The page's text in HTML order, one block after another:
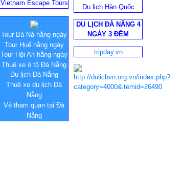
Du lịch Hàn Quốc
Vietnam Escape Tours
Tour Bà Nà hằng ngày
Tour Huế hằng ngày
Tour Hội An hằng ngày
Thuê xe ô tô Đà Nẵng
Du lịch Đà Nẵng
Thuê xe du lịch Đà
Nẵng
Vé tham quan tại Đà
Nẵng
DU LỊCH ĐÀ NẴNG 4
NGÀY 3 ĐÊM
tripday.vn